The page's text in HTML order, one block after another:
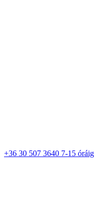
+36 30 507 3640 7-15 óráig